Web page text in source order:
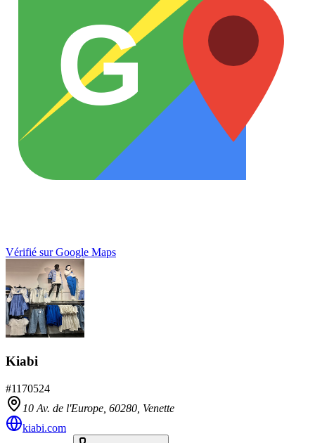
G
Vérifié sur Google Maps
Kiabi
#1170524
10 Av. de l'Europe, 60280 Venette
kiabi.com